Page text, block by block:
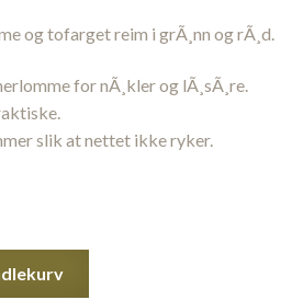
er:
kr 100,00.
og tofarget reim i grÃ¸nn og rÃ¸d.
for nÃ¸kler og lÃ¸sÃ¸re.
slik at nettet ikke ryker.